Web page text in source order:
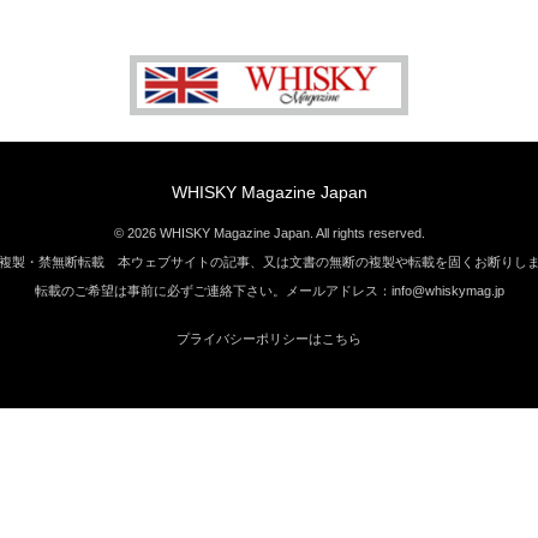
WHISKY Magazine Japan
© 2026 WHISKY Magazine Japan. All rights reserved.
製・禁無断転載 本ウェブサイトの記事、又は文書の無断の複製や転載を固くお断りし
転載のご希望は事前に必ずご連絡下さい。メールアドレス：info@whiskymag.jp
プライバシーポリシーはこちら